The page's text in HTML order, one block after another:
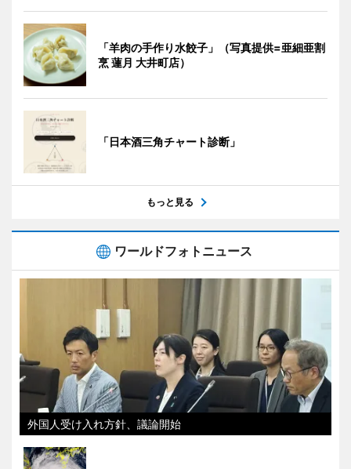
「羊肉の手作り水餃子」（写真提供=亜細亜割
烹 蓮月 大井町店）
「日本酒三角チャート診断」
もっと見る
ワールドフォトニュース
外国人受け入れ方針、議論開始